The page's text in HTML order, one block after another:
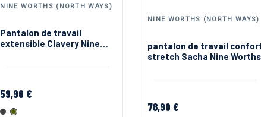
NINE WORTHS (NORTH WAYS)
Pantalon de travail
extensible Clavery Nine
59,90 €
NINE WORTHS (NORTH WAYS)
pantalon de travail
stretch Sacha Nine Worths
78,90 €